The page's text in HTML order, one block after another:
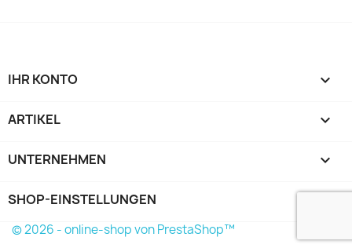
IHR KONTO 
ARTIKEL 
UNTERNEHMEN 
SHOP-EINSTELLUNGEN
© 2026 - online-shop von PrestaShop™